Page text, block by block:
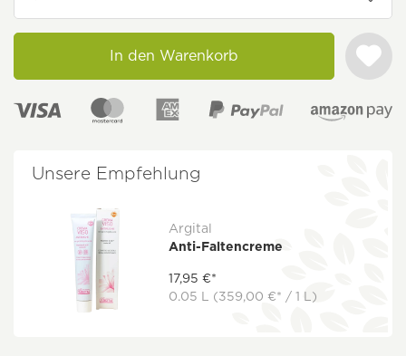
In den Warenkorb
Unsere Empfehlung
Argital
Anti-Faltencreme
17,95 €*
0.05 L (359,00 €* / 1 L)